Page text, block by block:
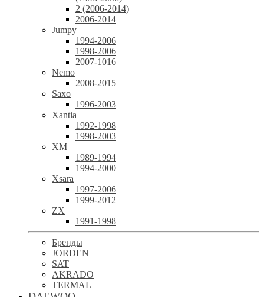
2 (2006-2014)
2006-2014
Jumpy
1994-2006
1998-2006
2007-1016
Nemo
2008-2015
Saxo
1996-2003
Xantia
1992-1998
1998-2003
XM
1989-1994
1994-2000
Xsara
1997-2006
1999-2012
ZX
1991-1998
Бренды
JORDEN
SAT
AKRADO
TERMAL